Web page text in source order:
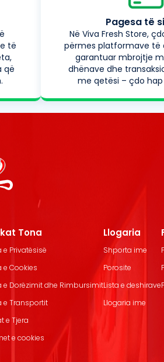
të
që
Pagesa të
Në Viva Fresh Store,
përmes platformave të
garantuar mbrojtje
dhënave dhe
me qetësi – çdo
Tona
e Privatësisë
e Cookies
e Dorëzimit dhe Rimbursimit
e Transportit
e Tjera
e cookies
Llogaria
Shporta ime
Porosite
Lista e deshirave
Llogaria ime